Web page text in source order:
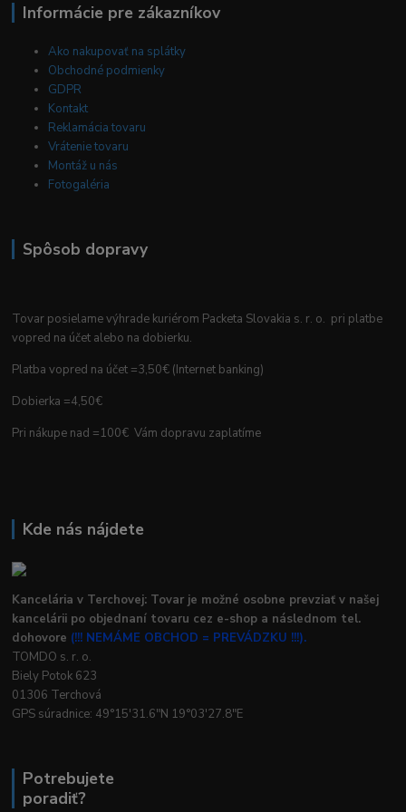
Informácie pre zákazníkov
Ako nakupovať na splátky
Obchodné podmienky
GDPR
Kontakt
Reklamácia tovaru
Vrátenie tovaru
Montáž u nás
Fotogaléria
Spôsob dopravy
Tovar posielame výhrade kuriérom Packeta Slovakia s. r. o. pri platbe
vopred na účet alebo na dobierku.
Platba vopred na účet =3,50€ (Internet banking)
Dobierka =4,50€
Pri nákupe nad =100€ Vám dopravu zaplatíme
Kde nás nájdete
Kancelária v Terchovej: Tovar je možné osobne prevziať v našej
kancelárii po objednaní tovaru cez e-shop a následnom tel.
dohovore (!!! NEMÁME OBCHOD = PREVÁDZKU !!!).
TOMDO s. r. o.
Biely Potok 623
01306 Terchová
GPS súradnice: 49°15'31.6"N 19°03'27.8"E
Potrebujete
poradiť?